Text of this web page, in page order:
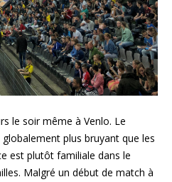
le soir même à Venlo. Le
plus bruyant que les
est plutôt familiale dans le
Malgré un début de match à